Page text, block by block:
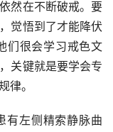
然在不断破戒。要
觉悟到了才能降伏
们很会学习戒色文
关键就是要学会专
律。
有左侧精索静脉曲